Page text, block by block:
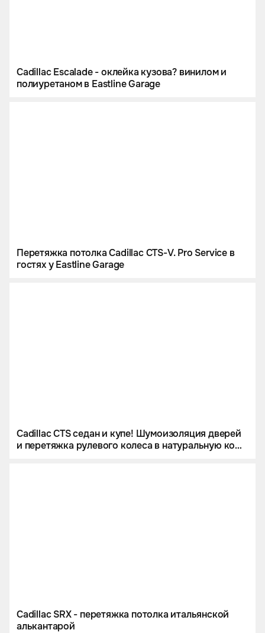
Cadillac Escalade - оклейка кузова? винилом и
полиуретаном в Eastline Garage
Перетяжка потолка Cadillac CTS-V. Pro Service в
гостях у Eastline Garage
Cadillac CTS седан и купе! Шумоизоляция дверей
и перетяжка рулевого колеса в натуральную кожу
Cadillac SRX - перетяжка потолка итальянской
алькантарой